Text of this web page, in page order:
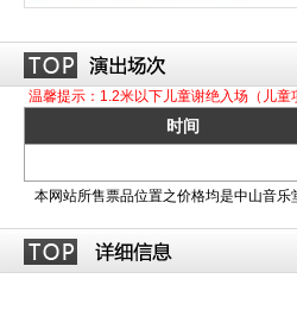
温馨提示：1.2米以下儿童谢绝入场（儿童
时间
本网站所售票品位置之价格均是中山音乐